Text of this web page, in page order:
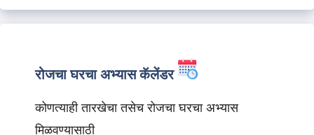
रोजचा घरचा अभ्यास कॅलेंडर
कोणत्याही तारखेचा तसेच रोजचा घरचा अभ्यास
मिळवण्यासाठी